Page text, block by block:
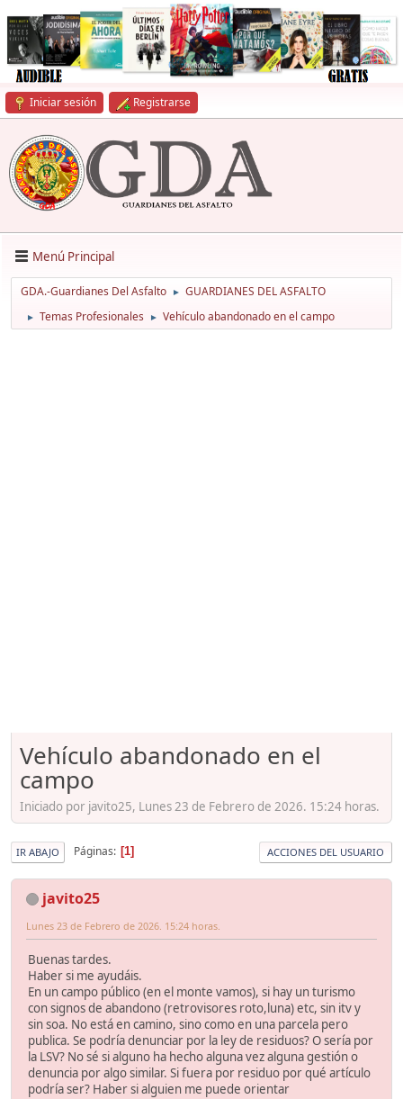
Iniciar sesión Registrarse
Menú Principal
GDA.-Guardianes Del Asfalto ► GUARDIANES DEL ASFALTO
► Temas Profesionales ► Vehículo abandonado en el campo
Vehículo abandonado en el
campo
Iniciado por javito25, Lunes 23 de Febrero de 2026. 15:24 horas.
IR ABAJO Páginas 1 ACCIONES DEL USUARIO
javito25
Lunes 23 de Febrero de 2026. 15:24 horas.
Buenas tardes.
Haber si me ayudáis.
En un campo público (en el monte vamos), si hay un turismo
con signos de abandono (retrovisores roto,luna) etc, sin itv y
sin soa. No está en camino, sino como en una parcela pero
publica. Se podría denunciar por la ley de residuos? O sería por
la LSV? No sé si alguno ha hecho alguna vez alguna gestión o
denuncia por algo similar. Si fuera por residuo por qué artículo
podría ser? Haber si alguien me puede orientar